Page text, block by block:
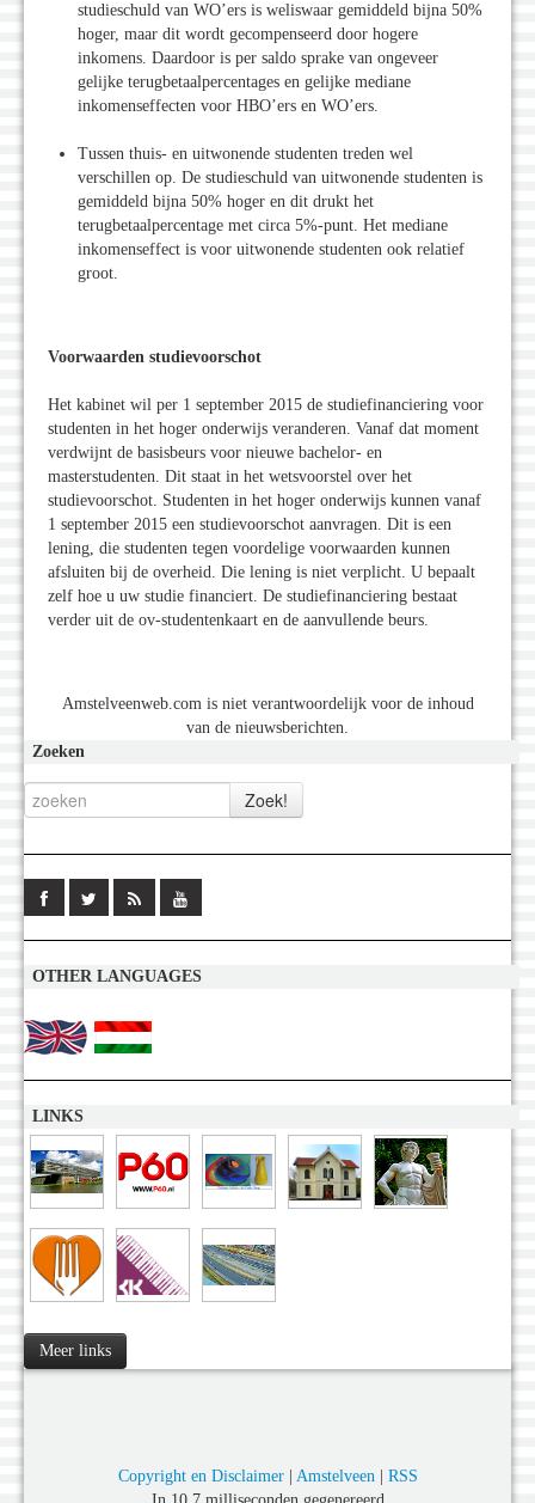
studieschuld van WO’ers is weliswaar gemiddeld bijna 50%
hoger, maar dit wordt gecompenseerd door hogere
inkomens. Daardoor is per saldo sprake van ongeveer
gelijke terugbetaalpercentages en gelijke mediane
inkomenseffecten voor HBO’ers en WO’ers.
Tussen thuis- en uitwonende studenten treden wel
verschillen op. De studieschuld van uitwonende studenten is
gemiddeld bijna 50% hoger en dit drukt het
terugbetaalpercentage met circa 5%-punt. Het mediane
inkomenseffect is voor uitwonende studenten ook relatief
groot.
Voorwaarden studievoorschot
Het kabinet wil per 1 september 2015 de studiefinanciering voor
studenten in het hoger onderwijs veranderen. Vanaf dat moment
verdwijnt de basisbeurs voor nieuwe bachelor- en
masterstudenten. Dit staat in het wetsvoorstel over het
studievoorschot. Studenten in het hoger onderwijs kunnen vanaf
1 september 2015 een studievoorschot aanvragen. Dit is een
lening, die studenten tegen voordelige voorwaarden kunnen
afsluiten bij de overheid. Die lening is niet verplicht. U bepaalt
zelf hoe u uw studie financiert. De studiefinanciering bestaat
verder uit de ov-studentenkaart en de aanvullende beurs.
Amstelveenweb.com is niet verantwoordelijk voor de inhoud
van de nieuwsberichten.
Zoeken
OTHER LANGUAGES
LINKS
Meer links
Copyright en Disclaimer| Amstelveen| RSS